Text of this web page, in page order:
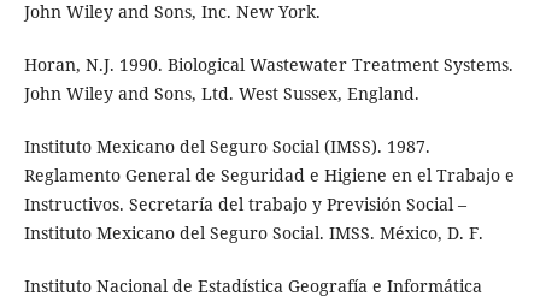
John Wiley and Sons, Inc. New York.
Horan, N.J. 1990. Biological Wastewater Treatment Systems.
John Wiley and Sons, Ltd. West Sussex, England.
Instituto Mexicano del Seguro Social (IMSS). 1987.
Reglamento General de Seguridad e Higiene en el Trabajo e
Instructivos. Secretaría del trabajo y Previsión Social –
Instituto Mexicano del Seguro Social. IMSS. México, D. F.
Instituto Nacional de Estadística Geografía e Informática